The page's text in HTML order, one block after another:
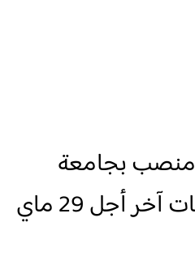
مباراة توظيف 13 منصب بجامعة
الحسن الأول سطات آخر أجل 29 ماي